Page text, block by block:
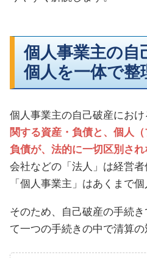
個人事業主の自
個人を一体で整
個人事業主の自己破産におけ
関する資産・負債と、個人
負債が、法的に一切区別され
会社などの「法人」は経営者
「個人事業主」はあくまで個
そのため、自己破産の手続
て一つの手続きの中で清算の